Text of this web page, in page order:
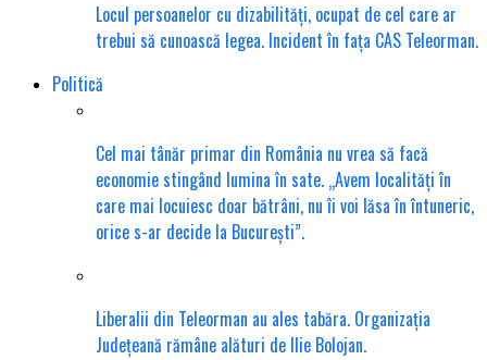
Locul persoanelor cu dizabilități, ocupat de cel care ar
trebui să cunoască legea. Incident în fața CAS Teleorman.
Politică
Cel mai tânăr primar din România nu vrea să facă
economie stingând lumina în sate. „Avem localități în
care mai locuiesc doar bătrâni, nu îi voi lăsa în întuneric,
orice s-ar decide la București”.
Liberalii din Teleorman au ales tabăra. Organizația
Județeană rămâne alături de Ilie Bolojan.